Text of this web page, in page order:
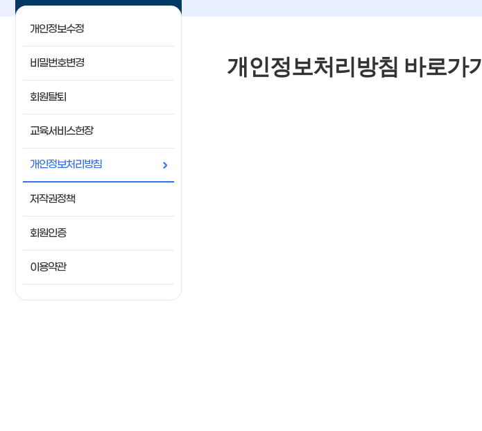
개인정보수정
비밀번호변경
회원탈퇴
교육서비스헌장
개인정보처리방침
저작권정책
회원인증
이용약관
개인정보처리방침 바로가기